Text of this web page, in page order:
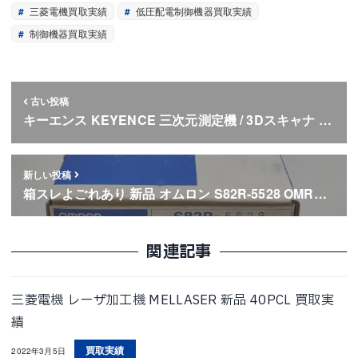
三菱電機買取実績
低圧配電制御機器買取実績
制御機器買取実績
古い投稿
キーエンス KEYENCE 三次元測定機 / 3Dスキャナ …
新しい投稿
箱スレよごれあり 新品 オムロン S82R-5528 OMR…
関連記事
三菱電機 レーザ加工機 MELLASER 新品 40PCL 買取実
績
2022年3月5日 買取実績